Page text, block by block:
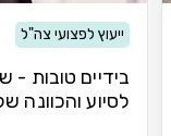
ייעוץ לפצועי צה"ל
בידיים טובות -
לסיוע והכוונה